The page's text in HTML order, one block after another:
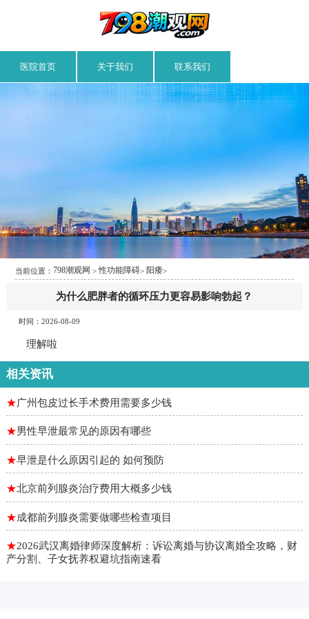
医院首页 关于我们 联系我们
当前位置：798潮观网 >性功能障碍> 阳痿>
为什么肥胖者的循环压力更容易影响勃起？
时间：2026-08-09
理解啦
相关资讯
★广州包皮过长手术费用需要多少钱
★男性早泄最常见的原因有哪些
★早泄是什么原因引起的 如何预防
★北京前列腺炎治疗费用大概多少钱
★成都前列腺炎需要做哪些检查项目
★2026武汉离婚律师深度解析：诉讼离婚与协议离婚全攻略，财
产分割、子女抚养权避坑指南速看